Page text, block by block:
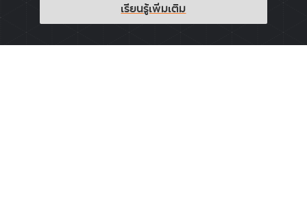
ยากจน กลุ่มเยาวชนชาติพันธุ์ ฯลฯ ไปสู่การตัดสินใจในระดับ
นโยบายเพื่อกำหนดทิศทางและรูปแบบการดำเนินงานที่ตอบโจทย์
ของพวกเขา นำไปสู่การลดการตั้งครรภ์ที่มีปัญหา ตลอดจนช่วย
เรียนรู้เพิ่มเติม